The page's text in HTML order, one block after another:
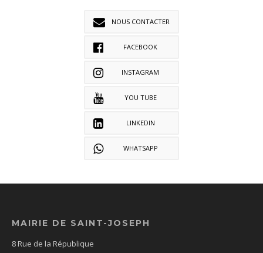
NOUS CONTACTER
FACEBOOK
INSTAGRAM
YOU TUBE
LINKEDIN
WHATSAPP
MAIRIE DE SAINT-JOSEPH
8 Rue de la République